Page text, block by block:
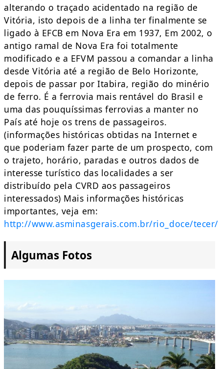
alterando o traçado acidentado na região de
Vitória, isto depois de a linha ter finalmente se
ligado à EFCB em Nova Era em 1937, Em 2002, o
antigo ramal de Nova Era foi totalmente
modificado e a EFVM passou a comandar a linha
desde Vitória até a região de Belo Horizonte,
depois de passar por Itabira, região do minério
de ferro. É a ferrovia mais rentável do Brasil e
uma das pouquíssimas ferrovias a manter no
País até hoje os trens de passageiros.
(informações históricas obtidas na Internet e
que poderiam fazer parte de um prospecto, com
o trajeto, horário, paradas e outros dados de
interesse turístico das localidades a ser
distribuído pela CVRD aos passageiros
interessados) Mais informações históricas
importantes, veja em:
http://www.asminasgerais.com.br/rio_doce/
Algumas Fotos